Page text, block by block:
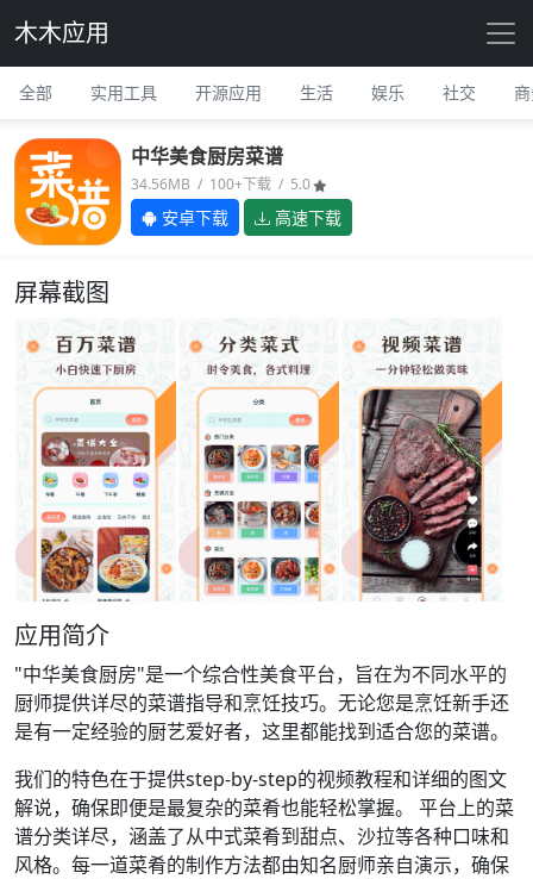
木木应用
全部 实用工具 开源应用 生活 娱乐 社交
中华美食厨房菜谱
34.56MB / 100+下载 / 5.0
安卓下载 高速下载
屏幕截图
应用简介
"中华美食厨房"是一个综合性美食平台，旨在为不同水平的
厨师提供详尽的菜谱指导和烹饪技巧。无论您是烹饪新手还
是有一定经验的厨艺爱好者，这里都能找到适合您的菜谱。
我们的特色在于提供step-by-step的视频教程和详细的图文
解说，确保即便是最复杂的菜肴也能轻松掌握。 平台上的菜
谱分类详尽，涵盖了从中式菜肴到甜点、沙拉等各种口味和
风格。每一道菜肴的制作方法都由知名厨师亲自演示，确保